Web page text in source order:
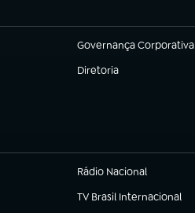
Governança Corporativa
(abre em nova aba)
Diretoria
(abre em nova aba)
Rádio Nacional
(abre em nova aba)
TV Brasil Internacional
(abre em nova aba)